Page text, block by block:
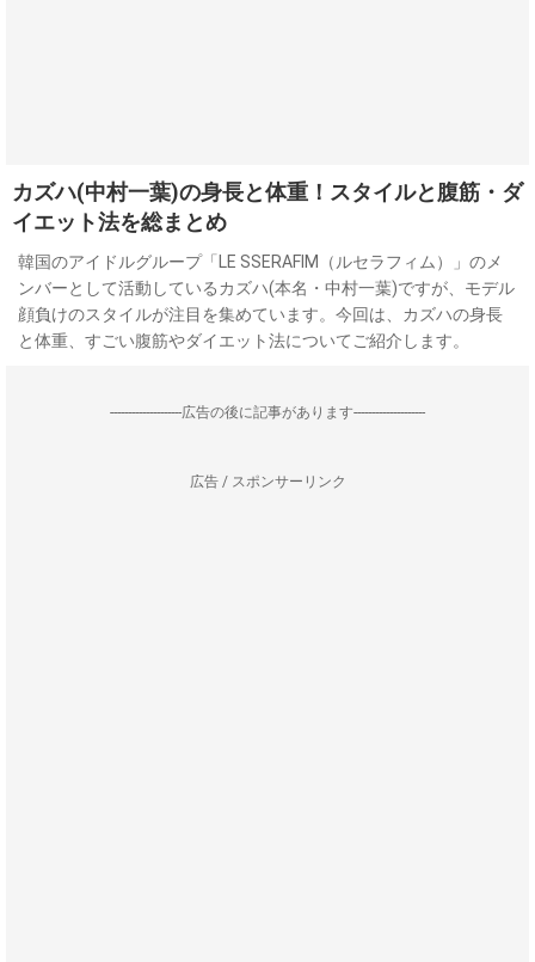
カズハ(中村一葉)の身長と体重！スタイルと腹筋・ダ
イエット法を総まとめ
韓国のアイドルグループ「LE SSERAFIM（ルセラフィム）」のメ
ンバーとして活動しているカズハ(本名・中村一葉)ですが、モデル
顔負けのスタイルが注目を集めています。今回は、カズハの身長
と体重、すごい腹筋やダイエット法についてご紹介します。
--------------------広告の後に記事があります--------------------
広告 / スポンサーリンク